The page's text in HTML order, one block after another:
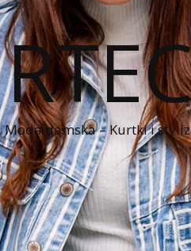
Moda damska – Kurtki i